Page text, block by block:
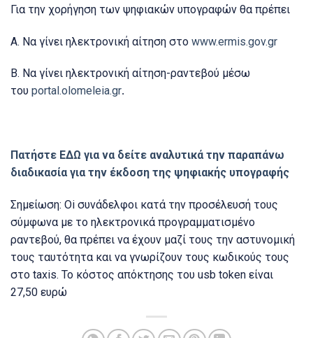
Για την χορήγηση των ψηφιακών υπογραφών θα πρέπει
Α. Να γίνει ηλεκτρονική αίτηση στο www.ermis.gov.gr
B. Να γίνει ηλεκτρονική αίτηση-ραντεβού μέσω
του portal.olomeleia.gr.
Πατήστε ΕΔΩ για να δείτε αναλυτικά την παραπάνω
διαδικασία για την έκδοση της ψηφιακής υπογραφής
Σημείωση: Oi συνάδελφοι κατά την προσέλευσή τους
σύμφωνα με το ηλεκτρονικά προγραμματισμένο
ραντεβού, θα πρέπει να έχουν μαζί τους την αστυνομική
τους ταυτότητα και να γνωρίζουν τους κωδικούς τους
στο taxis. Το κόστος απόκτησης του usb token είναι
27,50 ευρώ